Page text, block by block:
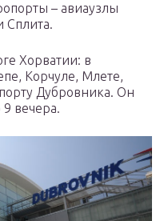
– авиаузлы
Сплита.
Хорватии: в
Корчуле, Млете,
Дубровника. Он
вечера.